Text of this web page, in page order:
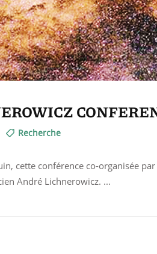
Recherche
cette conférence co-organisée
André Lichnerowicz.